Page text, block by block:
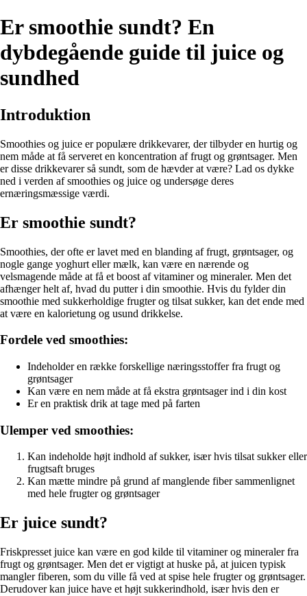
Er smoothie sundt? En
dybdegående guide til juice og
sundhed
Introduktion
Smoothies og juice er populære drikkevarer, der tilbyder en hurtig og
nem måde at få serveret en koncentration af frugt og grøntsager. Men
er disse drikkevarer så sundt, som de hævder at være? Lad os dykke
ned i verden af smoothies og juice og undersøge deres
ernæringsmæssige værdi.
Er smoothie sundt?
Smoothies, der ofte er lavet med en blanding af frugt, grøntsager, og
nogle gange yoghurt eller mælk, kan være en nærende og
velsmagende måde at få et boost af vitaminer og mineraler. Men det
afhænger helt af, hvad du putter i din smoothie. Hvis du fylder din
smoothie med sukkerholdige frugter og tilsat sukker, kan det ende med
at være en kalorietung og usund drikkelse.
Fordele ved smoothies:
Indeholder en række forskellige næringsstoffer fra frugt og
grøntsager
Kan være en nem måde at få ekstra grøntsager ind i din kost
Er en praktisk drik at tage med på farten
Ulemper ved smoothies:
Kan indeholde højt indhold af sukker, især hvis tilsat sukker eller
frugtsaft bruges
Kan mætte mindre på grund af manglende fiber sammenlignet
med hele frugter og grøntsager
Er juice sundt?
Friskpresset juice kan være en god kilde til vitaminer og mineraler fra
frugt og grøntsager. Men det er vigtigt at huske på, at juicen typisk
mangler fiberen, som du ville få ved at spise hele frugter og grøntsager.
Derudover kan juice have et højt sukkerindhold, især hvis den er